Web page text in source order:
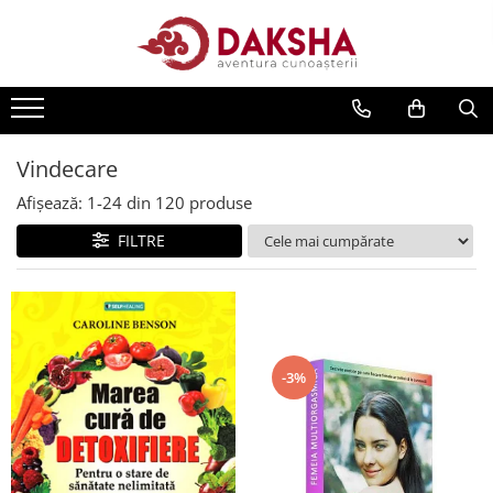
Editura Daksha
Seria David Icke
Seria Immanuel Velikovsky
Dezvăluiri
Spiritualitate
Extratereștrii
OZN
Transformare spirituală
Psihologie
Vindecare
Afișează: 1-24 din 120 produse
FILTRE
-3%